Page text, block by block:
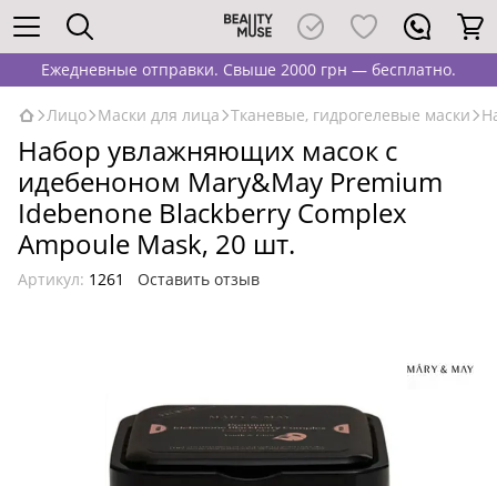
Ежедневные отправки. Свыше 2000 грн — бесплатно.
Лицо Маски для лица Тканевые, гидрогелевые маски
Набор увлажняющих масок с
идебеноном Mary&May Premium
Idebenone Blackberry Complex
Ampoule Mask, 20 шт.
Артикул: 1261 Оставить отзыв